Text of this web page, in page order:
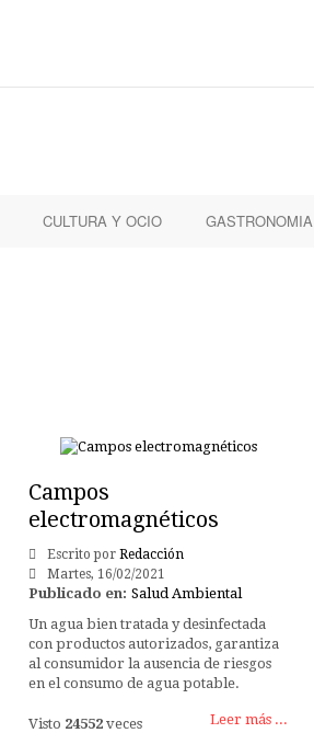
CULTURA Y OCIO GASTRONOMIA
Campos
electromagnéticos
Escrito porRedacción
Martes, 16/02/2021
Publicado en: Salud Ambiental
Un agua bien tratada y desinfectada
con productos autorizados, garantiza
al consumidor la ausencia de riesgos
en el consumo de agua potable.
Leer más ...
Visto 24552 veces